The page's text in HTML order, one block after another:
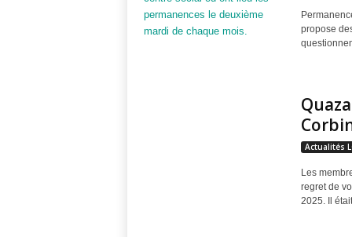
propose
Actualités
Les
regret de
2025. Il